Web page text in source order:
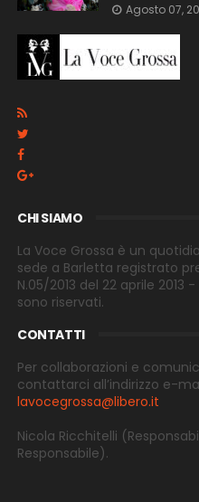
Agosto 07,
CHI SIAMO
La Voce Grossa è un
sede a Barletta registrato
N.05/2013 del 22 aprile
sono riservati.
CONTATTI
Per collaborazioni e
contattarci all’indirizzo e-
lavocegrossa@libero.it
Nicola Ricchitelli
Responsabile).